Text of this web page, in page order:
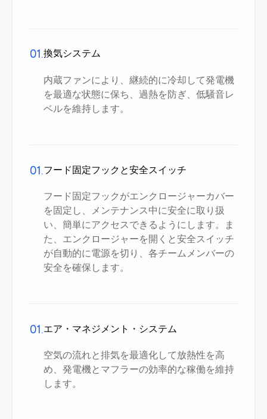
01.換気システム
内蔵ファンにより、継続的に冷却して発電機
を最適な状態に保ち、過熱を防ぎ、低騒音レ
ベルを維持します。
01.フード固定フックと安全スイッチ
フード固定フックがエンクロージャーカバー
を固定し、メンテナンス中に安全に取り扱
い、簡単にアクセスできるようにします。ま
た、エンクロージャーを開くと安全スイッチ
が自動的に電源を切り、各チームメンバーの
安全を確保します。
01.エア・マネジメント・システム
空気の流れと排気を最適化して放熱性を高
め、発電機とマフラーの効率的な稼働を維持
します。